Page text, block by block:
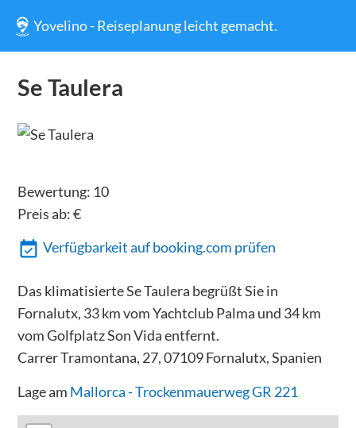
Yovelino - Reiseplanung leicht gemacht.
Se Taulera
Bewertung: 10
Preis ab:€
Verfügbarkeit auf booking.com prüfen
Das klimatisierte Se Taulera begrüßt Sie in
Fornalutx, 33 km vom Yachtclub Palma und 34 km
vom Golfplatz Son Vida entfernt.
Carrer Tramontana, 27, 07109 Fornalutx, Spanien
Lage am Mallorca - Trockenmauerweg GR 221